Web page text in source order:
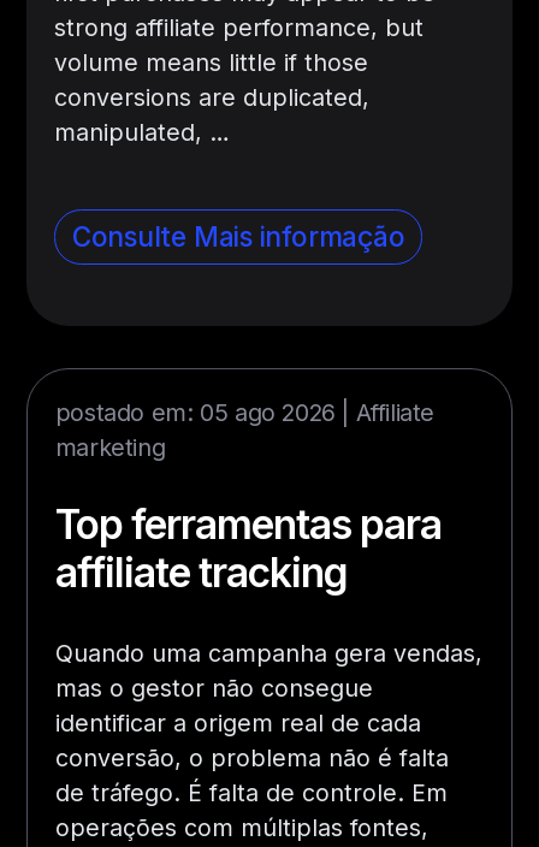
strong affiliate performance, but
volume means little if those
conversions are duplicated,
manipulated, …
Consulte Mais informação
postado em: 05 ago 2026 | Affiliate
marketing
Top ferramentas para
affiliate tracking
Quando uma campanha gera vendas,
mas o gestor não consegue
identificar a origem real de cada
conversão, o problema não é falta
de tráfego. É falta de controle. Em
operações com múltiplas fontes,